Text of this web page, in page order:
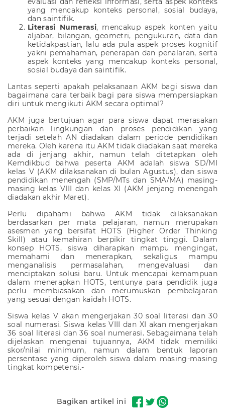
yang mencakup konteks personal, sosial budaya,
dan saintifik.
Literasi Numerasi, mencakup aspek konten yaitu
aljabar, bilangan, geometri, pengukuran, data dan
ketidakpastian, lalu ada pula aspek proses kognitif
yakni pemahaman, penerapan dan penalaran, serta
aspek konteks yang mencakup konteks personal,
sosial budaya dan saintifik.
Lantas seperti apakah pelaksanaan AKM bagi siswa dan
bagaimana cara terbaik bagi para siswa mempersiapkan
diri untuk mengikuti AKM secara optimal?
AKM juga bertujuan agar para siswa dapat merasakan
perbaikan lingkungan dan proses pendidikan yang
terjadi setelah AN diadakan dalam periode pendidikan
mereka. Oleh karena itu AKM tidak diadakan saat mereka
ada di jenjang akhir, namun telah ditetapkan oleh
Kemdikbud bahwa peserta AKM adalah siswa SD/MI
kelas V (AKM dilaksanakan di bulan Agustus), dan siswa
pendidikan menengah (SMP/MTs dan SMA/MA) masing-
masing kelas VIII dan kelas XI (AKM jenjang menengah
diadakan akhir Maret).
Perlu dipahami bahwaAKM tidak dilaksanakan
berdasarkan per mata pelajaran, namun merupakan
asesmen yang bersifat HOTS (Higher Order Thinking
Skill) atau kemahiran berpikir tingkat tinggi. Dalam
konsep HOTS, siswa diharapkan mampu mengingat,
memahami dan menerapkan, sekaligus mampu
menganalisis permasalahan, mengevaluasi dan
menciptakan solusi baru. Untuk mencapai kemampuan
dalam menerapkan HOTS, tentunya para pendidik juga
perlu membiasakan dan merumuskan pembelajaran
yang sesuai dengan kaidah HOTS.
Siswa kelas V akan mengerjakan 30 soal literasi dan 30
soal numerasi. Siswa kelas VIII dan XI akan mengerjakan
36 soal literasi dan 36 soal numerasi. Sebagaimana telah
dijelaskan mengenai tujuannya, AKM tidak memiliki
skor/nilai minimum, namun dalam bentuk laporan
persentase yang diperoleh siswa dalam masing-masing
tingkat kompetensi.-
Bagikan artikel ini